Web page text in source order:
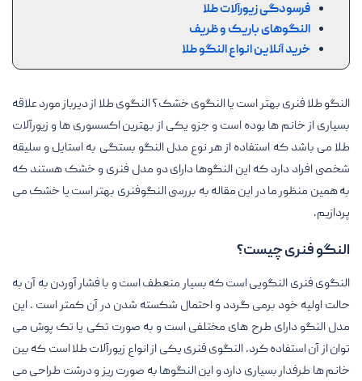
فرسودگی زیورآلات طلا
النگوهای باریک و ظریف
خرید آنلاین انواع النگو طلا
النگو طلا فنری بهتر است یا النگوی خشک؟ النگوی طلا از دیرباز مورد علاقه
بسیاری از خانم ها بوده است و جزو یکی از بهترین اکسسوری ها و زیورآلات
طلا می باشد که استفاده از هر نوع مدل النگو بستگی به استایل و سلیقه
شخصی افراد دارد که این النگوها دارای دو مدل فنری و خشک هستند که
به همین منظور ما در این مقاله به بررسی النگوفنری بهتر است یا خشک می
پردازیم.
النگو فنری چیست؟
النگوی فنری النگویی است که بسیار منعطف است و با فشار آوردن به آن به
حالت اولیه خود برمی گردد و احتمال شکسته شدن در آن کمتر است . این
مدل النگو دارای طرح های مختلفی است و به صورت تکی یا تک پوش می
توان از آن استفاده کرد. النگوی فنری یکی از انواع زیورآلات طلا است که بین
خانم ها طرفدار بسیاری دارد و این النگوها به صورت ریز و درشت طراحی می